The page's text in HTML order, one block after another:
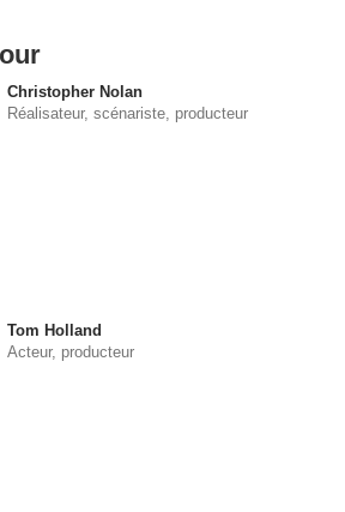
Christopher Nolan
Réalisateur, scénariste, producteur
Tom Holland
Acteur, producteur